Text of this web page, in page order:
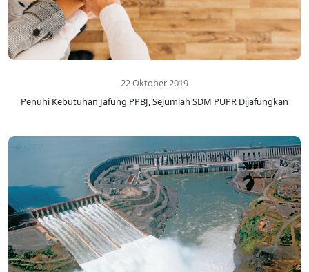
22 Oktober 2019
Penuhi Kebutuhan Jafung PPBJ, Sejumlah SDM PUPR Dijafungkan